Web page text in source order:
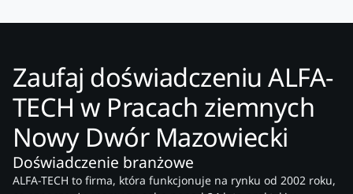
Zaufaj doświadczeniu ALFA-
TECH w Pracach ziemnych
Nowy Dwór Mazowiecki
Doświadczenie branżowe
ALFA-TECH to firma, która funkcjonuje na rynku od 2002 roku,